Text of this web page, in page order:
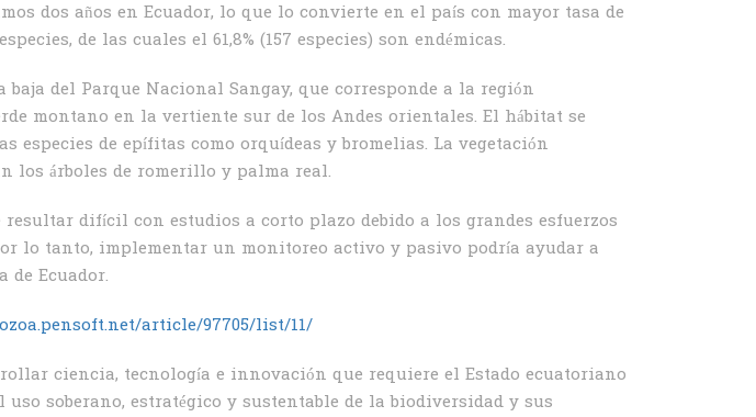
dos años en Ecuador, lo que lo convierte en el país con mayor tasa de
de las cuales el 61,8% (157 especies) son endémicas.
del Parque Nacional Sangay, que corresponde a la región
montano en la vertiente sur de los Andes orientales. El hábitat se
de epífitas como orquídeas y bromelias. La vegetación
los árboles de romerillo y palma real.
resultar difícil con estudios a corto plazo debido a los grandes esfuerzos
lo tanto, implementar un monitoreo activo y pasivo podría ayudar a
Ecuador.
article/97705/list/11/
ciencia, tecnología e innovación que requiere el Estado ecuatoriano
soberano, estratégico y sustentable de la biodiversidad y sus